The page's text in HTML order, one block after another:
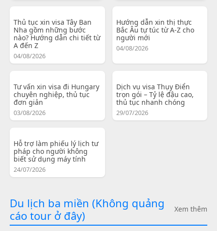
Thủ tục xin visa Tây Ban
Nha gồm những bước
nào? Hướng dẫn chi tiết từ
A đến Z
04/08/2026
Hướng dẫn xin thị thực
Bắc Âu tự túc từ A-Z cho
người mới
04/08/2026
Tư vấn xin visa đi Hungary
chuyên nghiệp, thủ tục
đơn giản
03/08/2026
Dịch vụ visa Thụy Điển
trọn gói – Tỷ lệ đậu cao,
thủ tục nhanh chóng
29/07/2026
Hỗ trợ làm phiếu lý lịch tư
pháp cho người không
biết sử dụng máy tính
24/07/2026
Du lịch ba miền (Không quảng
cáo tour ở đây)
Xem thêm